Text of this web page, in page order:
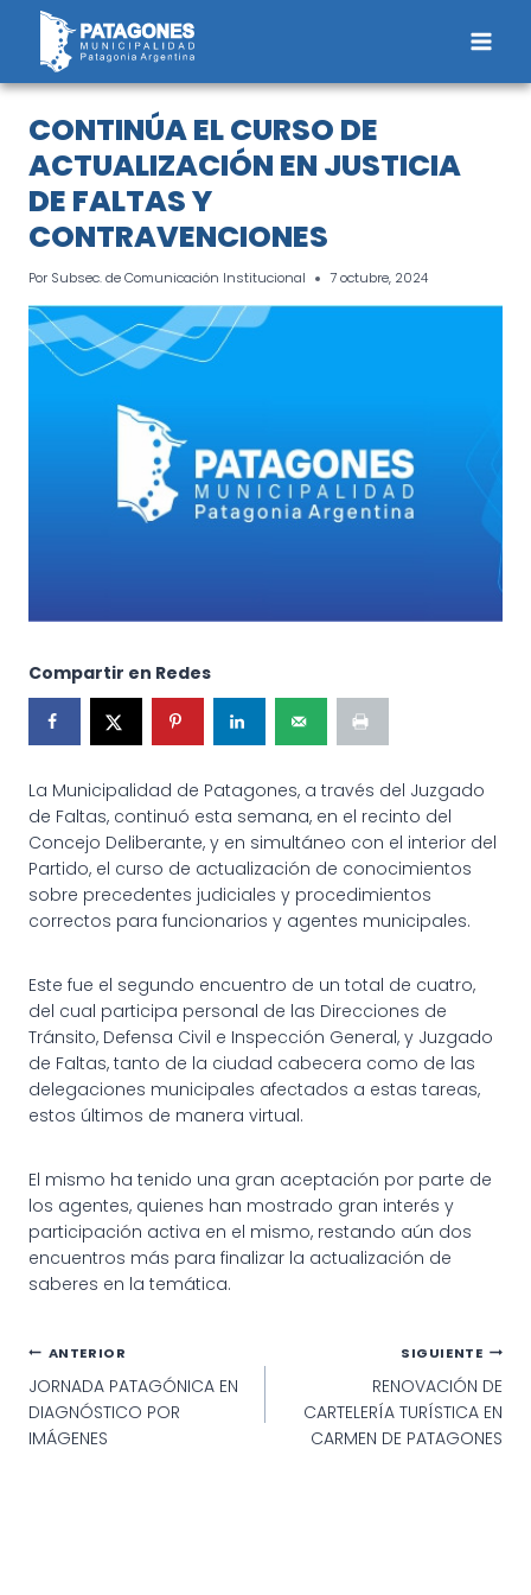
Saltar
contenido
CONTINÚA EL CURSO DE
ACTUALIZACIÓN EN JUSTICIA
DE FALTAS Y
CONTRAVENCIONES
Por Subsec. de Comunicación Institucional 7 octubre, 2024
Compartir en Redes
La Municipalidad de Patagones, a través del Juzgado
de Faltas, continuó esta semana, en el recinto del
Concejo Deliberante, y en simultáneo con el interior del
Partido, el curso de actualización de conocimientos
sobre precedentes judiciales y procedimientos
correctos para funcionarios y agentes municipales.
Este fue el segundo encuentro de un total de cuatro,
del cual participa personal de las Direcciones de
Tránsito, Defensa Civil e Inspección General, y Juzgado
de Faltas, tanto de la ciudad cabecera como de las
delegaciones municipales afectados a estas tareas,
estos últimos de manera virtual.
El mismo ha tenido una gran aceptación por parte de
los agentes, quienes han mostrado gran interés y
participación activa en el mismo, restando aún dos
encuentros más para finalizar la actualización de
saberes en la temática.
Navegación
de
entradas
ANTERIOR
JORNADA PATAGÓNICA EN
DIAGNÓSTICO POR
IMÁGENES
SIGUIENTE
RENOVACIÓN DE
CARTELERÍA TURÍSTICA EN
CARMEN DE PATAGONES